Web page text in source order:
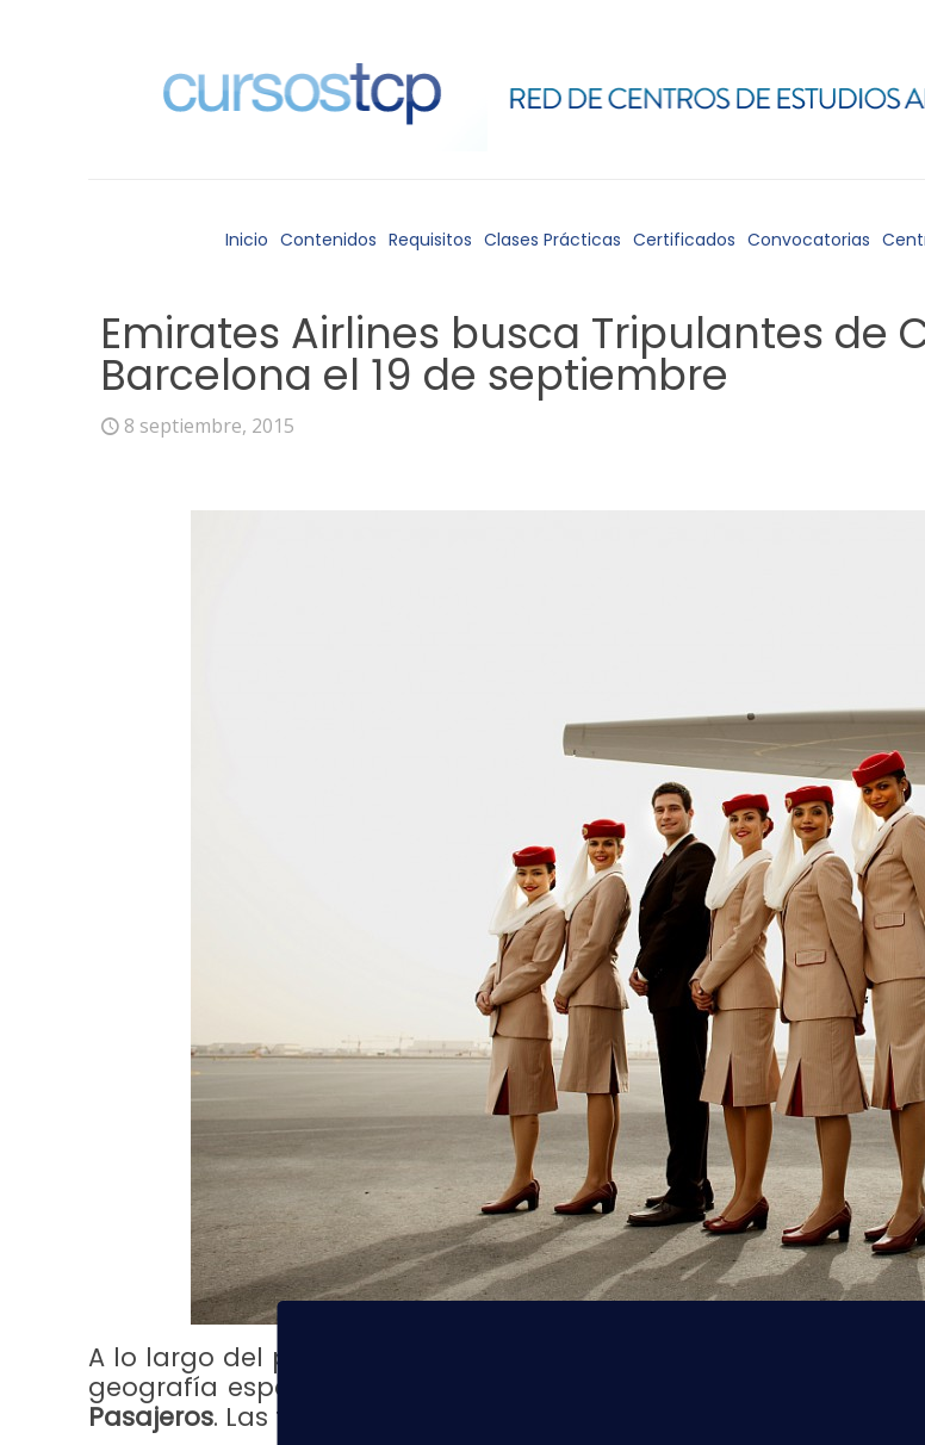
Inicio Contenidos Requisitos Clases Prácticas Certificados Convocatorias
Emirates Airlines busca Tripulantes de
Barcelona el 19 de septiembre
8 septiembre, 2015
A lo largo del próximo mes de septiembre, la compañía aérea
geografía española jornadas informativas con el fin de
Pasajeros. Las fechas y ciudades seleccionadas son: